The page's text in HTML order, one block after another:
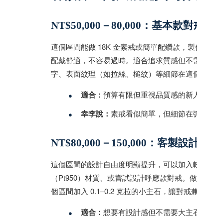
NT$50,000－80,000：基本款對
這個區間能做 18K 金素戒或簡單配鑽款，
配戴舒適，不容易過時。適合追求質感但
字、表面紋理（如拉絲、槌紋）等細節在這
• 適合： 預算有限但重視品質感的新
• 幸李說： 素戒看似簡單，但細節在
NT$80,000－150,000：客製設
這個區間的設計自由度明顯提升，可以加
（Pt950）材質、或嘗試設計呼應款對戒
個區間加入 0.1–0.2 克拉的小主石，讓對戒
• 適合： 想要有設計感但不需要大主